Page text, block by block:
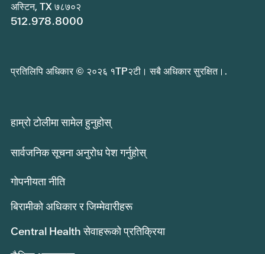
अस्टिन, TX ७८७०२
512.978.8000
प्रतिलिपि अधिकार © २०२६ १TP२टी। सबै अधिकार सुरक्षित।.
हाम्रो टोलीमा सामेल हुनुहोस्
सार्वजनिक सूचना अनुरोध पेश गर्नुहोस्
गोपनीयता नीति
बिरामीको अधिकार र जिम्मेवारीहरू
Central Health सेवाहरूको प्रतिक्रिया